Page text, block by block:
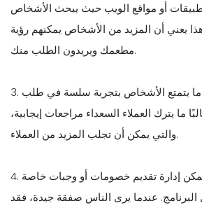
أو مواقع الويب حيث يبحث الأشخاص
يعني أن المزيد من الأشخاص يمكنهم رؤية
مطعمك ويريدون الطلب منك.
3. مراجعات جيدة - عندما يتمتع الأشخاص بتجربة سلسة في طلب
ما يترك العملاء السعداء مراجعات إيجابية،
والتي يمكن أن تجلب المزيد من العملاء.
4. صفقات خاصة - يمكن إدارة تقديم خصومات أو وجبات خاصة
عندما يرى الناس صفقة جيدة، فقد